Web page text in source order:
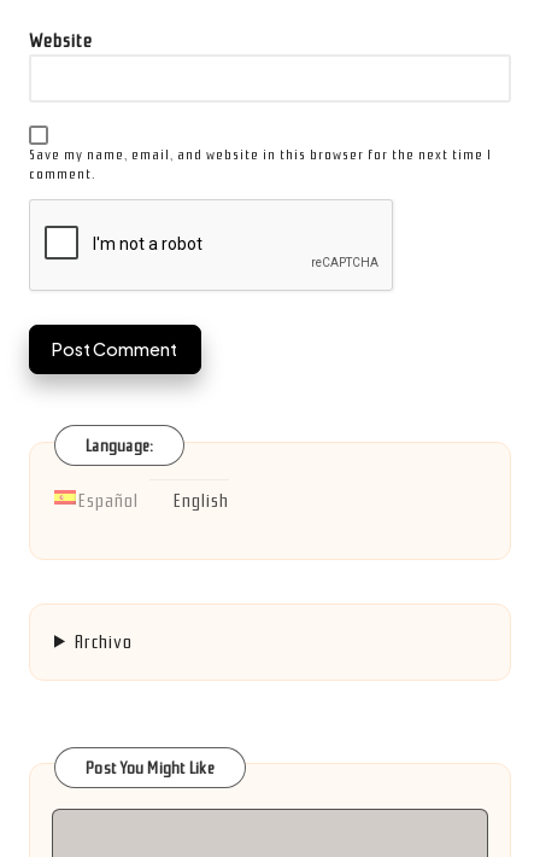
Website
Save my name, email, and website in this browser for the next time I
comment.
Language:
Español English
Archivo
Post You Might Like